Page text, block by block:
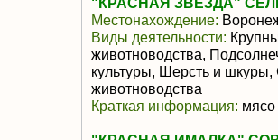
Местонахождение:
Виды деятельности:
животноводства,
культуры, Шерсть и
животноводства
Краткая информация: мясо